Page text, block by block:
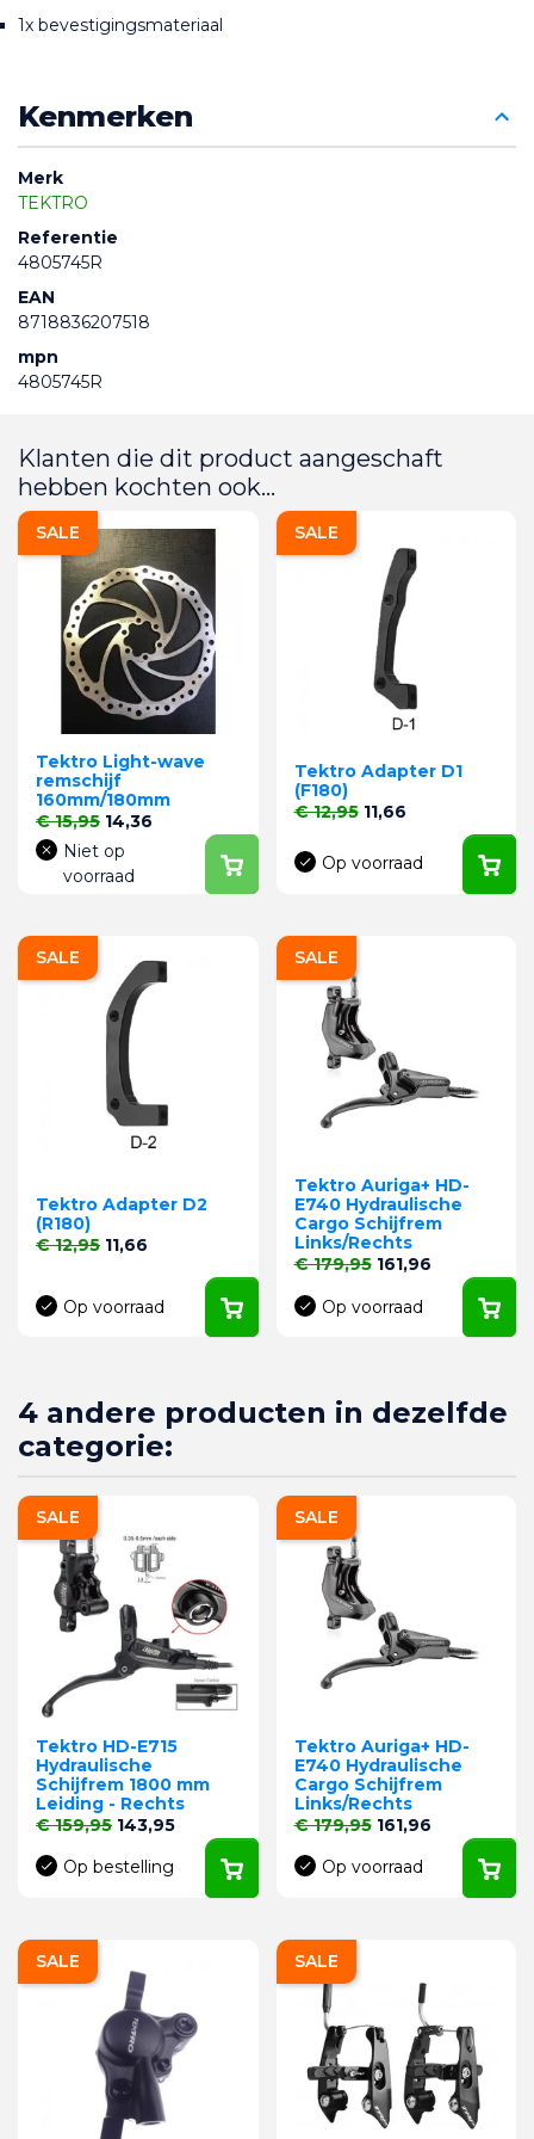
1x bevestigingsmateriaal
Kenmerken
Merk
TEKTRO
Referentie
4805745R
EAN
8718836207518
mpn
4805745R
Klanten die dit product aangeschaft
hebben kochten ook...
Tektro Light-wave
remschijf
160mm/180mm
Normale prijs
€ 15,95 Prijs
14,36
Niet op
voorraad
SALE
Tektro Adapter D1
(F180)
Normale prijs
€ 12,95 Prijs
11,66
Op voorraad
SALE
Tektro Adapter D2
(R180)
Normale prijs
€ 12,95 Prijs
11,66
Op voorraad
SALE
Tektro Auriga+ HD-
E740 Hydraulische
Cargo Schijfrem
Links/Rechts
Normale prijs
€ 179,95 Prijs
161,96
Op voorraad
SALE
4 andere producten in dezelfde
categorie:
Tektro HD-E715
Hydraulische
Schijfrem 1800 mm
Leiding - Rechts
Normale prijs
€ 159,95 Prijs
143,95
Op bestelling
SALE
Tektro Auriga+ HD-
E740 Hydraulische
Cargo Schijfrem
Links/Rechts
Normale prijs
€ 179,95 Prijs
161,96
Op voorraad
SALE
SALE SALE